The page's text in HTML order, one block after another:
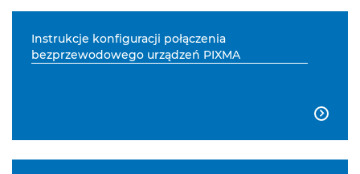
Instrukcje konfiguracji połączenia
bezprzewodowego urządzeń PIXMA
